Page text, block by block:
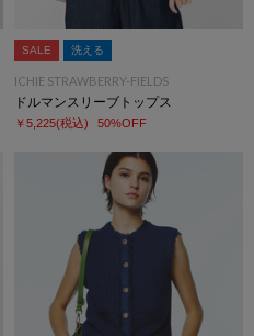
SALE 洗える
ICHIE STRAWBERRY-FIELDS
ドルマンスリーブトップス
￥5,225(税込) 50%OFF